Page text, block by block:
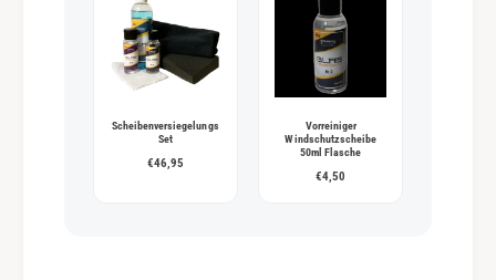
Scheibenversiegelungs
Set
€46,95
Vorreiniger
Windschutzscheibe
50ml Flasche
€4,50